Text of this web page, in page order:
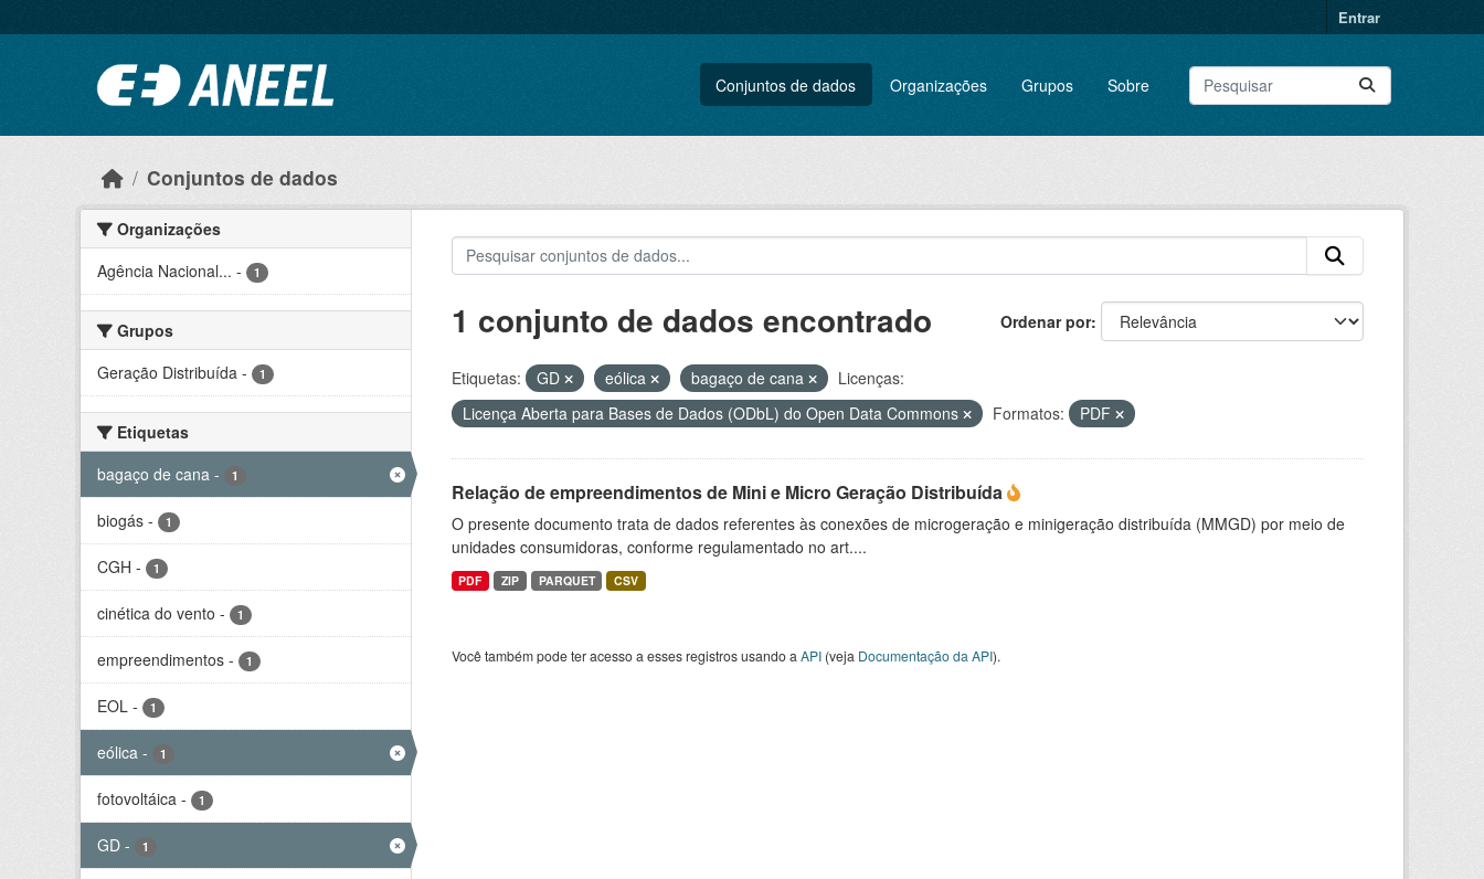
Entrar
Conjuntos de dados Organizações Grupos Sobre
Conjuntos de dados
Organizações
Agência Nacional... - 1
Grupos
Geração Distribuída - 1
Etiquetas
bagaço de cana - 1
biogás - 1
CGH - 1
cinética do vento - 1
empreendimentos - 1
EOL - 1
eólica - 1
fotovoltáica - 1
GD - 1
Ordenar por
1 conjunto de dados encontrado
Etiquetas: GD eólica bagaço de cana
Licenças:
Licença Aberta para Bases de Dados (ODbL) do Open Data Commons
Formatos: PDF
Relação de empreendimentos de Mini e Micro Geração Distribuída
O presente documento trata de dados referentes às conexões de microgeração e minigeração distribuída (MMGD) por meio de
unidades consumidoras, conforme regulamentado no art....
PDF ZIP PARQUET CSV
Você também pode ter acesso a esses registros usando a API(veja Documentação da API).